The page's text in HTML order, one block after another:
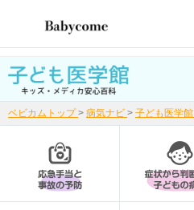
ベビカムトップ > 病気ナビ > 子ども医学館